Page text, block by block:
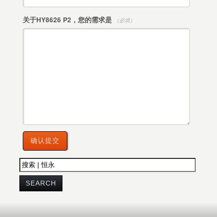
关于HY8626 P2，您的需求是 （必填）